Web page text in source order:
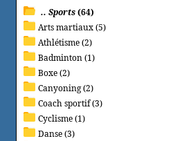
.. Sports(64)
Arts martiaux (5)
Athlétisme (2)
Badminton (1)
Boxe (2)
Canyoning (2)
Coach sportif (3)
Cyclisme (1)
Danse (3)